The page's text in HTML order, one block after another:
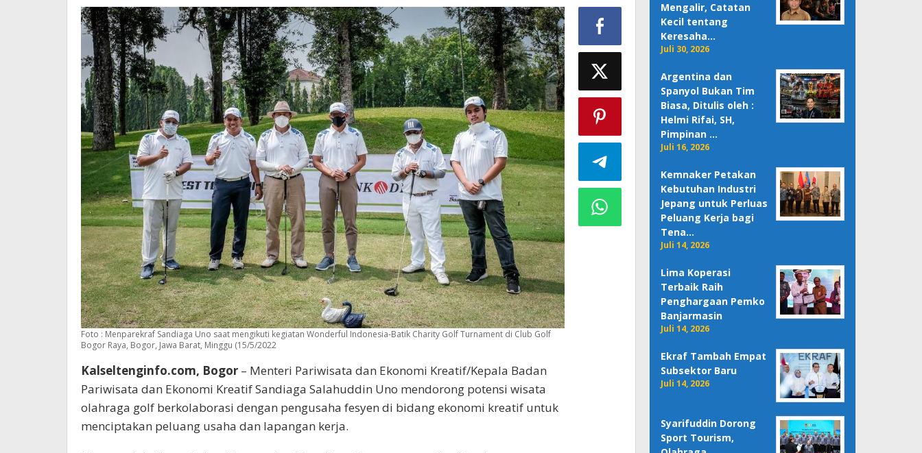
Foto : Menparekraf Sandiaga Uno saat mengikuti kegiatan Wonderful Indonesia-Batik Charity Golf Turnament di Club Golf
Bogor Raya, Bogor, Jawa Barat, Minggu (15/5/2022
Kalseltenginfo.com, Bogor – Menteri Pariwisata dan Ekonomi Kreatif/Kepala Badan
Pariwisata dan Ekonomi Kreatif Sandiaga Salahuddin Uno mendorong potensi wisata
olahraga golf berkolaborasi dengan pengusaha fesyen di bidang ekonomi kreatif untuk
menciptakan peluang usaha dan lapangan kerja.
Mengalir, Catatan
Kecil tentang
Keresaha…
Juli 30, 2026
Argentina dan
Spanyol Bukan Tim
Biasa, Ditulis oleh :
Helmi Rifai, SH,
Pimpinan …
Juli 16, 2026
Kemnaker Petakan
Kebutuhan Industri
Jepang untuk Perluas
Peluang Kerja bagi
Tena…
Juli 14, 2026
Lima Koperasi
Terbaik Raih
Penghargaan Pemko
Banjarmasin
Juli 14, 2026
Ekraf Tambah Empat
Subsektor Baru
Juli 14, 2026
Syarifuddin Dorong
Sport Tourism,